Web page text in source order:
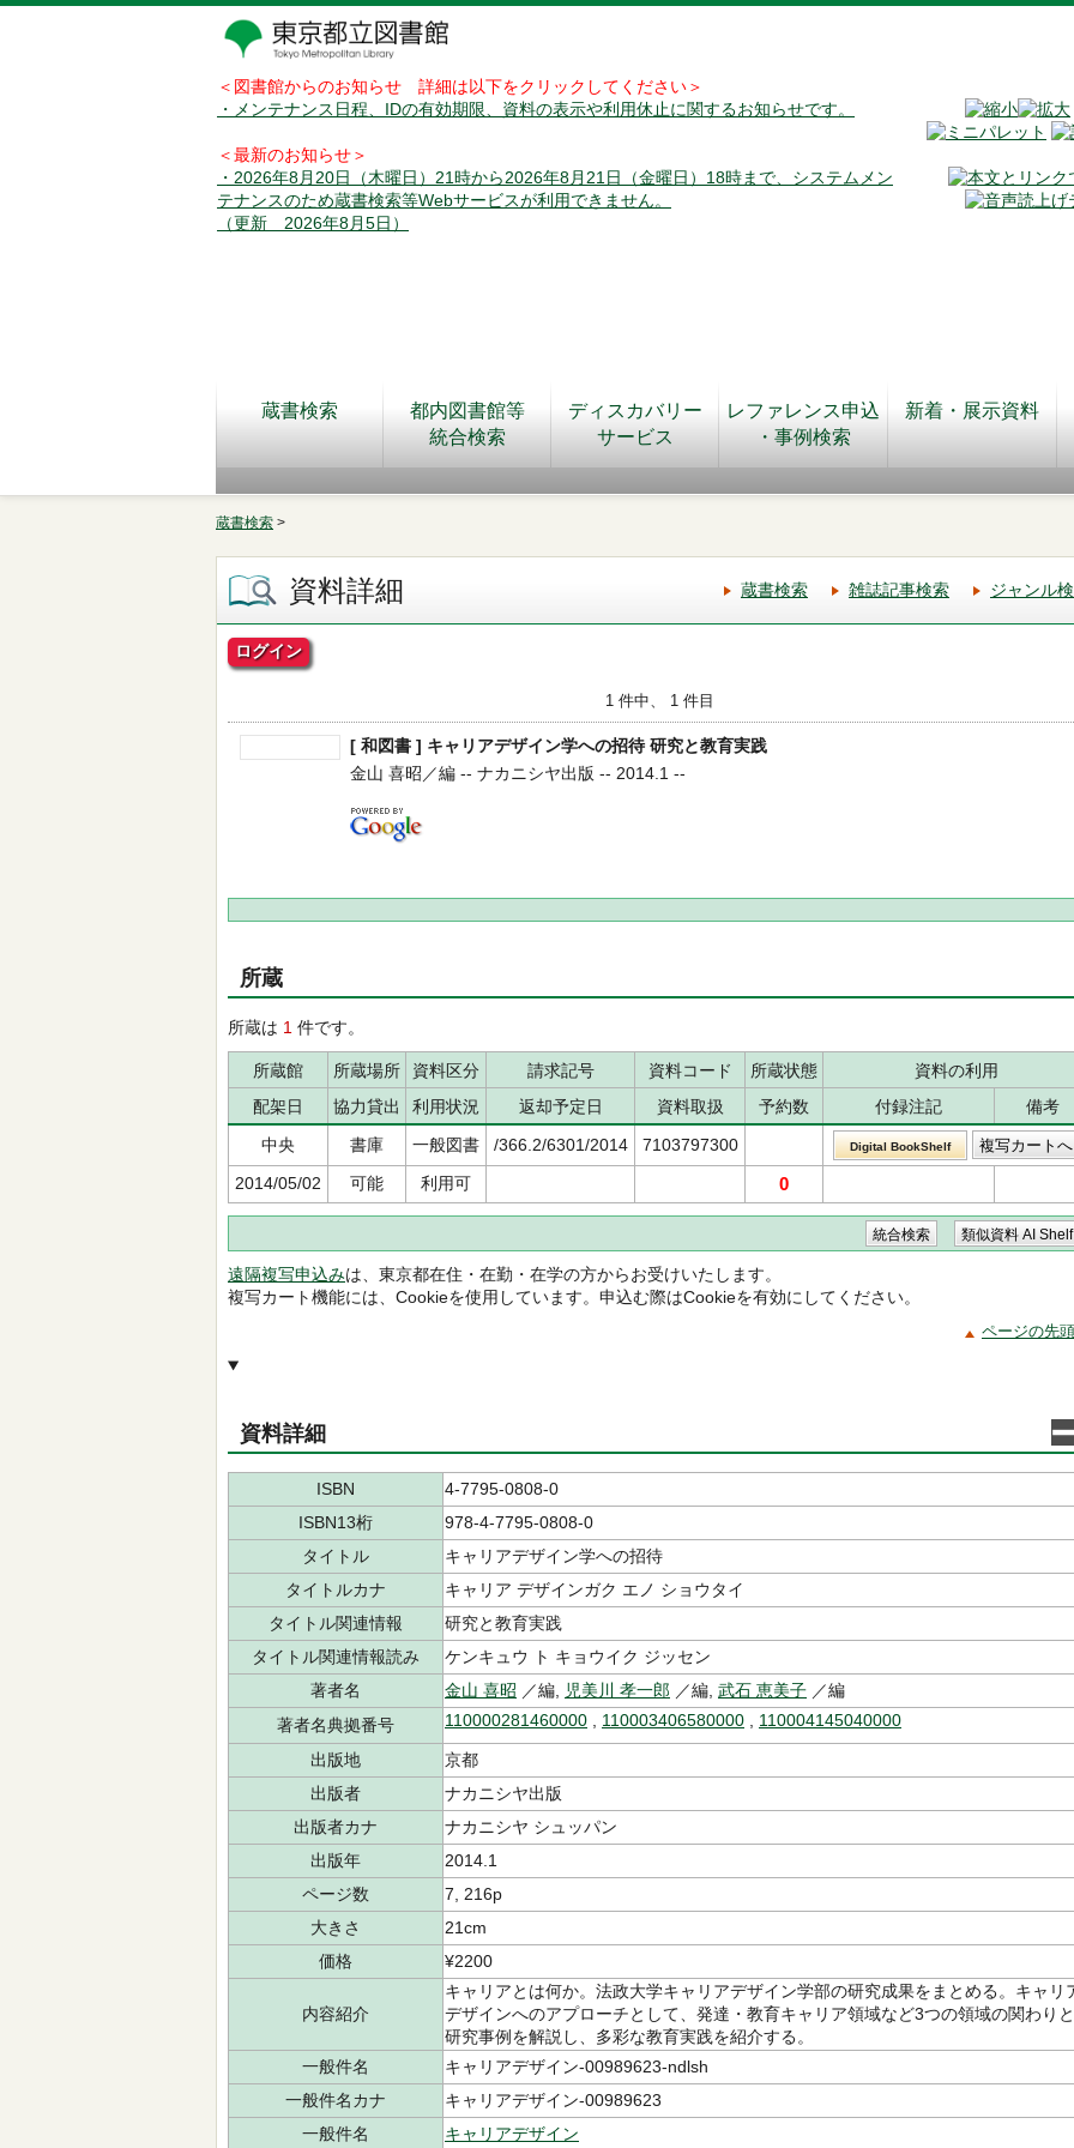
＜図書館からのお知らせ 詳細は以下をクリックしてください＞
・メンテナンス日程、IDの有効期限、資料の表示や利用休止に関するお知らせです。
＜最新のお知らせ＞
・2026年8月20日（木曜日）21時から2026年8月21日（金曜日）18時まで、システムメン
テナンスのため蔵書検索等Webサービスが利用できません。
（更新 2026年8月5日）
蔵書検索
都内図書館等
統合検索
ディスカバリー
サービス
レファレンス申込
・事例検索
新着・展示資料
蔵書検索 >
資料詳細 蔵書検索 雑誌記事検索 ジャンル
ログイン
1 件中、 1 件目
[ 和図書 ] キャリアデザイン学への招待 研究と教育実践
金山 喜昭／編 -- ナカニシヤ出版 -- 2014.1 --
所蔵
所蔵は 1 件です。
所蔵館 所蔵場所 資料区分 請求記号 資料コード 所蔵状態
資料の利用
配架日
協力貸出 利用状況 返却予定日 資料取扱 予約数 付録注記
備考
中央
書庫 一般図書 /366.2/6301/2014 7103797300 Digital BookShelf
2014/05/02 可能 利用可 0
遠隔複写申込みは、東京都在住・在勤・在学の方からお受けいたします。
複写カート機能には、Cookieを使用しています。申込む際はCookieを有効にしてください。
ページの先
資料詳細
ISBN
4-7795-0808-0
ISBN13桁
978-4-7795-0808-0
タイトル
キャリアデザイン学への招待
タイトルカナ
キャリア デザインガク エノ ショウタイ
タイトル関連情報
研究と教育実践
タイトル関連情報読み
ケンキュウ ト キョウイク ジッセン
著者名
金山 喜昭 ／編, 児美川 孝一郎 ／編, 武石 恵美子 ／編
著者名典拠番号
110000281460000 110003406580000 110004145040000
出版地
京都
出版者
ナカニシヤ出版
出版者カナ
ナカニシヤ シュッパン
出版年
2014.1
ページ数
7, 216p
大きさ
21cm
価格
¥2200
内容紹介
キャリアとは何か。法政大学キャリアデザイン学部の研究成果をまとめる。キャリ
デザインへのアプローチとして、発達・教育キャリア領域など3つの領域の関わりと
研究事例を解説し、多彩な教育実践を紹介する。
一般件名
キャリアデザイン-00989623-ndlsh
一般件名カナ
キャリアデザイン-00989623
一般件名
キャリアデザイン